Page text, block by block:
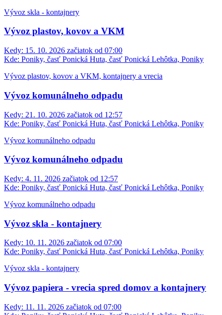
Vývoz skla - kontajnery
Vývoz plastov, kovov a VKM
Kedy: 15. 10. 2026 začiatok od 07:00
Kde: Poniky, časť Ponická Huta, časť Ponická Lehôtka, Poniky
Vývoz plastov, kovov a VKM, kontajnery a vrecia
Vývoz komunálneho odpadu
Kedy: 21. 10. 2026 začiatok od 12:57
Kde: Poniky, časť Ponická Huta, časť Ponická Lehôtka, Poniky
Vývoz komunálneho odpadu
Vývoz komunálneho odpadu
Kedy: 4. 11. 2026 začiatok od 12:57
Kde: Poniky, časť Ponická Huta, časť Ponická Lehôtka, Poniky
Vývoz komunálneho odpadu
Vývoz skla - kontajnery
Kedy: 10. 11. 2026 začiatok od 07:00
Kde: Poniky, časť Ponická Huta, časť Ponická Lehôtka, Poniky
Vývoz skla - kontajnery
Vývoz papiera - vrecia spred domov a kontajnery
Kedy: 11. 11. 2026 začiatok od 07:00